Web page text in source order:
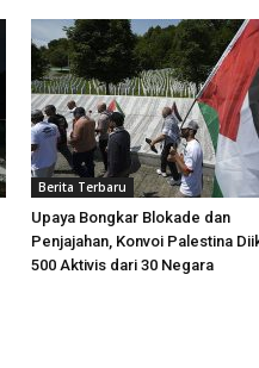
Berita Terbaru
Upaya Bongkar Blokade dan
Penjajahan, Konvoi Palestina
500 Aktivis dari 30 Negara